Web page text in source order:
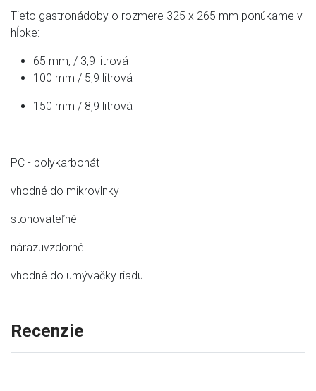
Tieto gastronádoby o rozmere 325 x 265 mm ponúkame v
hĺbke:
65 mm, / 3,9 litrová
100 mm / 5,9 litrová
150 mm / 8,9 litrová
PC - polykarbonát
vhodné do mikrovlnky
stohovateľné
nárazuvzdorné
vhodné do umývačky riadu
Recenzie